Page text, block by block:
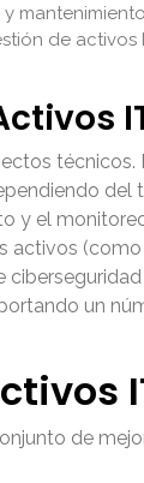
de
técnicos.
y el
activos
un
de